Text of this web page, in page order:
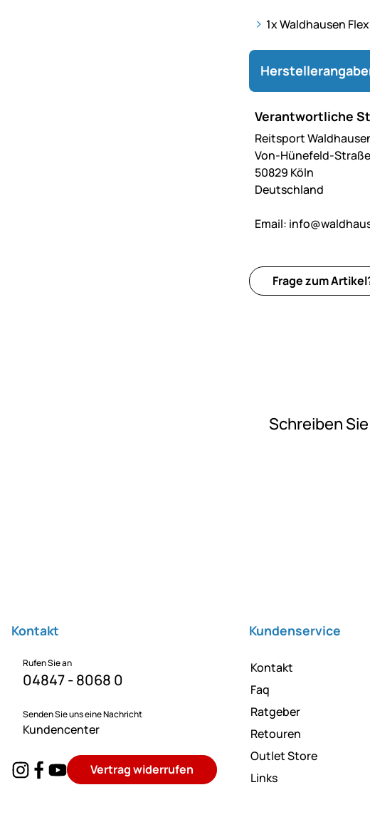
1x Waldhausen
Verantwortliche
Reitsport
Von-Hünefeld-
50829 Köln
Deutschland
Email:
Frage zum
Schreiben
Kontakt
Rufen Sie an
04847 - 8068 0
Senden Sie uns eine Nachricht
Kundencenter
Vertrag widerrufen
Kundenservice
Kontakt
Faq
Ratgeber
Retouren
Outlet Store
Links